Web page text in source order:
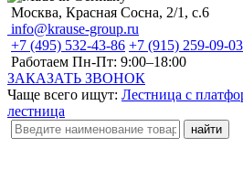
Москва, Красная Сосна, 2/1, с.6
info@krause-group.ru
+7 (495) 532-43-86 +7 (915) 259-09-03
Работаем Пн-Пт: 9:00–18:00
ЗАКАЗАТЬ ЗВОНОК
Чаще всего ищут: Лестница с
лестница